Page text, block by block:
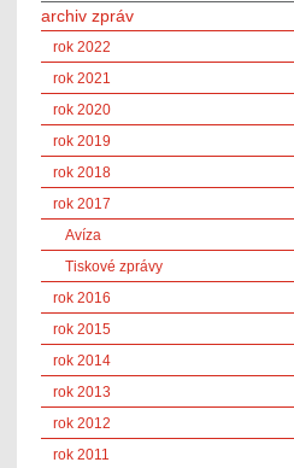
archiv zpráv
rok 2022
rok 2021
rok 2020
rok 2019
rok 2018
rok 2017
Avíza
Tiskové zprávy
rok 2016
rok 2015
rok 2014
rok 2013
rok 2012
rok 2011